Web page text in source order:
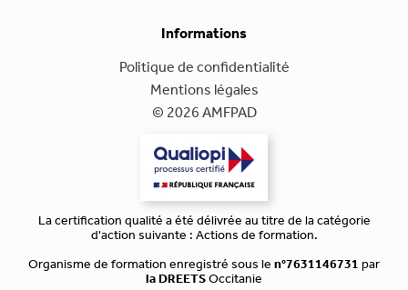
Informations
Politique de confidentialité
Mentions légales
© 2026 AMFPAD
La certification qualité a été délivrée au titre de la catégorie
d'action suivante : Actions de formation.
Organisme de formation enregistré sous len°7631146731par
la DREETSOccitanie